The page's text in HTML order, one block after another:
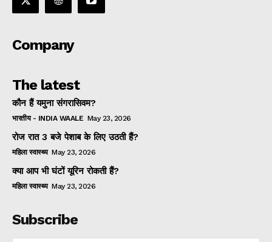
Company
The latest
कौन हैं यमुना संगरासिवम?
भारतीय - INDIA WAALE May 23, 2026
रोज रात 3 बजे पेशाब के लिए उठती हैं?
महिला स्वास्थ्य May 23, 2026
क्या आप भी घंटों यूरिन रोकती हैं?
महिला स्वास्थ्य May 23, 2026
Subscribe